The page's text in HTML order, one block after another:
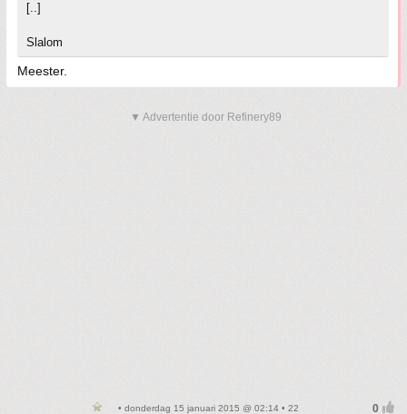
[..]
Slalom
Meester.
▼ Advertentie door Refinery89
• donderdag 15 januari 2015 @ 02:14 • 22